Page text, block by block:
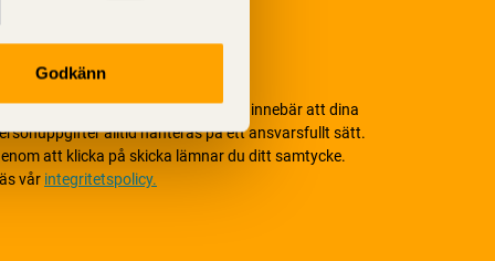
Godkänn
värnar om personlig integritet vilket innebär att dina
alltid hanteras på ett ansvarsfullt sätt.
att klicka på skicka lämnar du ditt samtycke.
vår integritetspolicy.